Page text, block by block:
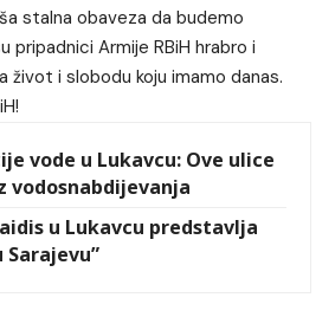
stalna obaveza da budemo
pripadnici Armije RBiH hrabro i
život i slobodu koju imamo danas.
vode u Lukavcu: Ove ulice
vodosnabdijevanja
u Lukavcu predstavlja
Sarajevu”